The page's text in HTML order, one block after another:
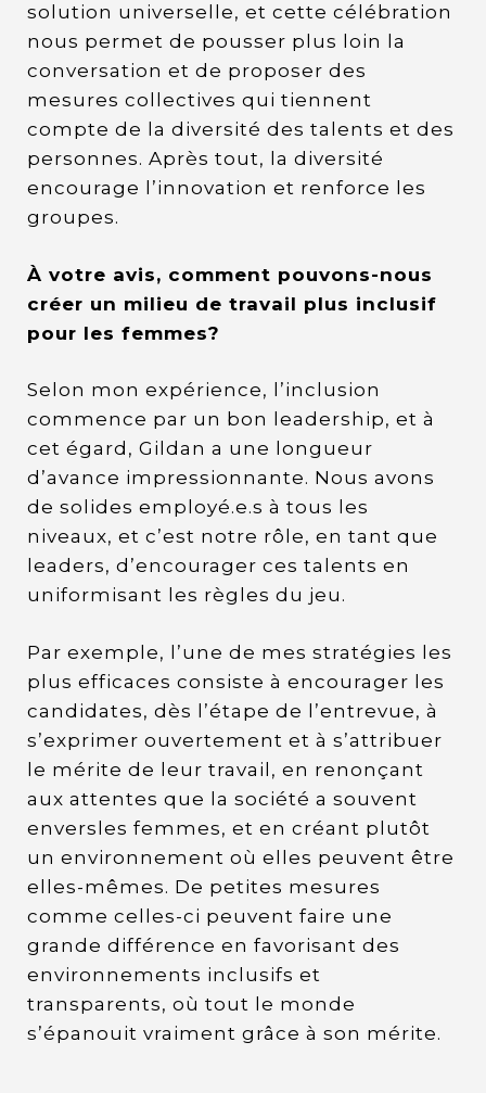
solution universelle, et cette célébration
nous permet de pousser plus loin la
conversation et de proposer des
mesures collectives qui tiennent
compte de la diversité des talents et des
personnes. Après tout, la diversité
encourage l’innovation et renforce les
groupes.
À votre avis, comment pouvons-nous
créer un milieu de travail plus inclusif
pour les femmes?
Selon mon expérience, l’inclusion
commence par un bon leadership, et à
cet égard, Gildan a une longueur
d’avance impressionnante. Nous avons
de solides employé.e.s à tous les
niveaux, et c’est notre rôle, en tant que
leaders, d’encourager ces talents en
uniformisant les règles du jeu.
Par exemple, l’une de mes stratégies les
plus efficaces consiste à encourager les
candidates, dès l’étape de l’entrevue, à
s’exprimer ouvertement et à s’attribuer
le mérite de leur travail, en renonçant
aux attentes que la société a souvent
enversles femmes, et en créant plutôt
un environnement où elles peuvent être
elles-mêmes. De petites mesures
comme celles-ci peuvent faire une
grande différence en favorisant des
environnements inclusifs et
transparents, où tout le monde
s’épanouit vraiment grâce à son mérite.